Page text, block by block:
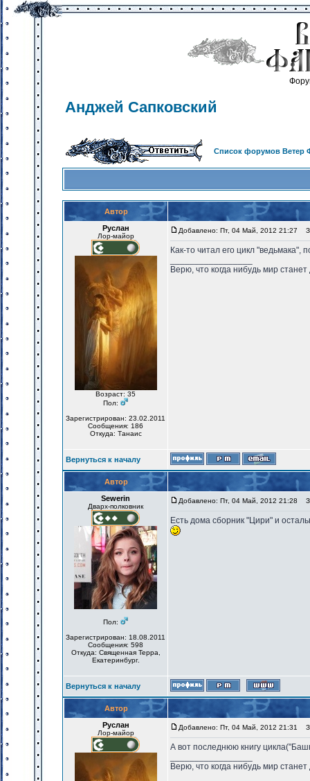
Анджей Сапковский
Список форумов Ветер
Автор
Руслан
Лор-майор
Возраст: 35
Пол:
Зарегистрирован: 23.02.2011
Сообщения: 186
Откуда: Танаис
Добавлено: Пт, 04 Май, 2012 21:27
Как-то читал его цикл "ведьмака",
Верю, что когда нибудь мир
Вернуться к началу
Автор
Sewerin
Дварх-полковник
Пол:
Зарегистрирован: 18.08.2011
Сообщения: 598
Откуда: Священная Терра,
Екатеринбург.
Добавлено: Пт, 04 Май, 2012 21:28
Есть дома сборник "Цири" и
Вернуться к началу
Автор
Руслан
Лор-майор
Добавлено: Пт, 04 Май, 2012 21:31
А вот последнюю книгу
Верю, что когда нибудь мир